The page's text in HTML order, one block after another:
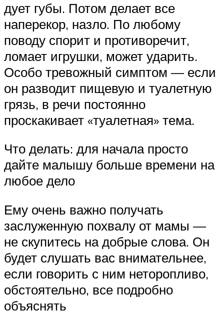
дует губы. Потом делает все
наперекор, назло. По любому
поводу спорит и противоречит,
ломает игрушки, может ударить.
Особо тревожный симптом — если
он разводит пищевую и туалетную
грязь, в речи постоянно
проскакивает «туалетная» тема.
Что делать: для начала просто
дайте малышу больше времени на
любое дело
Ему очень важно получать
заслуженную похвалу от мамы —
не скупитесь на добрые слова. Он
будет слушать вас внимательнее,
если говорить с ним неторопливо,
обстоятельно, все подробно
объяснять